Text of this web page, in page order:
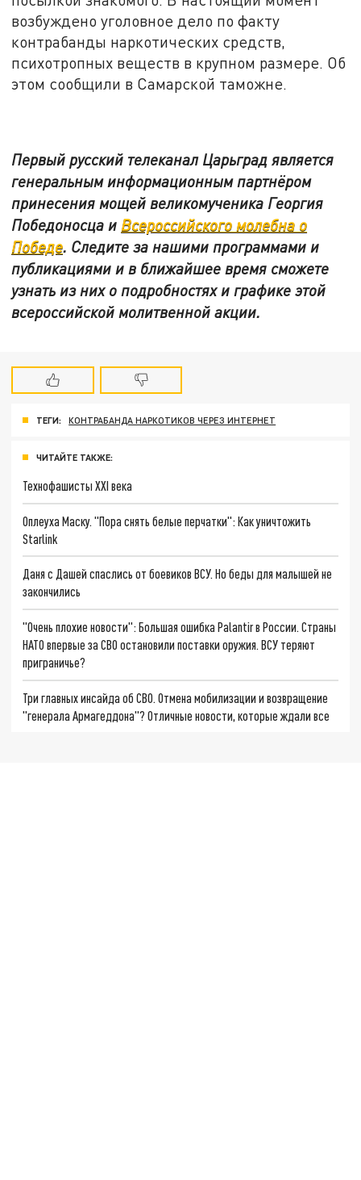
возбуждено уголовное дело по факту
контрабанды наркотических средств,
психотропных веществ в крупном размере. Об
этом сообщили в Самарской таможне.
Первый русский телеканал Царьград является
генеральным информационным партнёром
принесения мощей великомученика Георгия
Победоносца и Всероссийского молебна о
Победе. Следите за нашими программами и
публикациями и в ближайшее время сможете
узнать из них о подробностях и графике этой
всероссийской молитвенной акции.
ТЕГИ: КОНТРАБАНДА НАРКОТИКОВ ЧЕРЕЗ ИНТЕРНЕТ
ЧИТАЙТЕ ТАКЖЕ:
Технофашисты XXI века
Оплеуха Маску. "Пора снять белые перчатки": Как уничтожить
Starlink
Даня с Дашей спаслись от боевиков ВСУ. Но беды для малышей не
закончились
"Очень плохие новости": Большая ошибка Palantir в России. Страны
НАТО впервые за СВО остановили поставки оружия. ВСУ теряют
приграничье?
Три главных инсайда об СВО. Отмена мобилизации и возвращение
"генерала Армагеддона"? Отличные новости, которые ждали все